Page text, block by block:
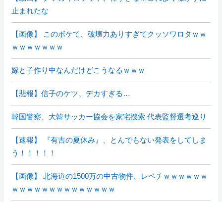
止まれたな
【画像】 このボケて、破壊力ありすぎてクッソワロタｗｗ
ｗｗｗｗｗｗｗ
嫁と子作り中なんだけどこうなるｗｗｗ
【悲報】信子のケツ、デカすぎる…
韓国警察、大韓サッカー協会を家宅捜索 代表監督選考巡り
【速報】 『有吉の夏休み』、とんでもない発表をしてしま
う！！！！！
【画像】 北海道の1500万の中古物件、レベチｗｗｗｗｗｗ
ｗｗｗｗｗｗｗｗｗｗｗｗｗｗ